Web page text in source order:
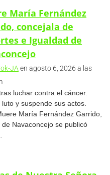
María Fernández
concejala de
e Igualdad de
JA en agosto 6, 2026 a las
luchar contra el cáncer.
y suspende sus actos.
María Fernández Garrido,
Navaconcejo se publicó